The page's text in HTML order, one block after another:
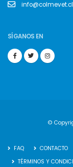
info@colmevet.cl
SÍGANOS EN
©
FAQ CONTACTO
TÉRMINOS Y